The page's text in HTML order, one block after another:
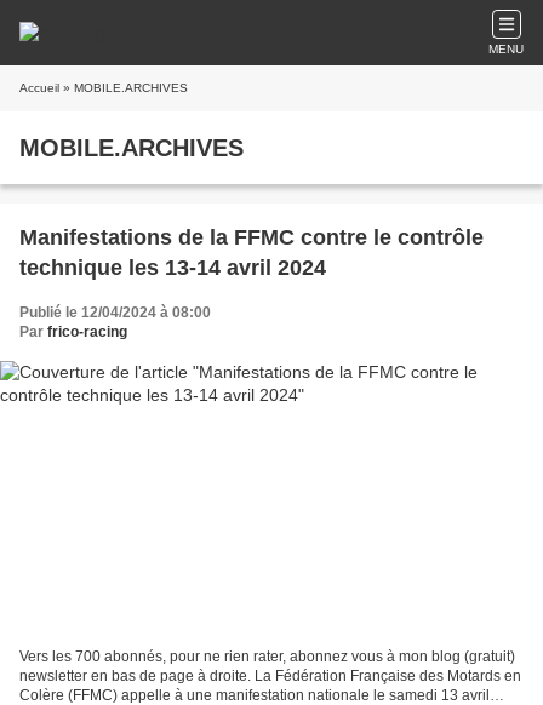
MENU
Accueil » MOBILE.ARCHIVES
MOBILE.ARCHIVES
Manifestations de la FFMC contre le contrôle
technique les 13-14 avril 2024
Publié le 12/04/2024 à 08:00
Par frico-racing
Vers les 700 abonnés, pour ne rien rater, abonnez vous à mon blog (gratuit)
newsletter en bas de page à droite. La Fédération Française des Motards en
Colère (FFMC) appelle à une manifestation nationale le samedi 13 avril